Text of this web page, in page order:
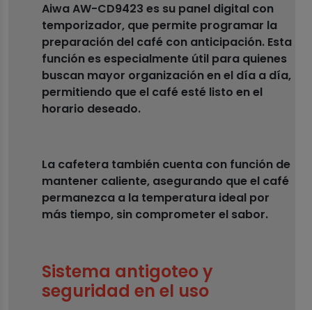
Aiwa AW-CD9423 es su panel digital con
temporizador, que permite programar la
preparación del café con anticipación. Esta
función es especialmente útil para quienes
buscan mayor organización en el día a día,
permitiendo que el café esté listo en el
horario deseado.
La cafetera también cuenta con función de
mantener caliente, asegurando que el café
permanezca a la temperatura ideal por
más tiempo, sin comprometer el sabor.
Sistema antigoteo y
seguridad en el uso